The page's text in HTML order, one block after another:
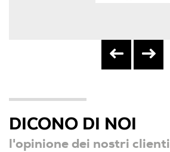
DICONO DI NOI
l'opinione dei nostri clienti